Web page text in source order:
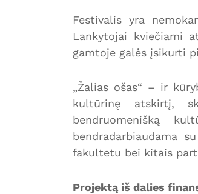
Festivalis yra
Lankytojai kviečiami
gamtoje galės įsikurti
„Žalias ošas“ – ir
kultūrinę atskirtį,
bendruomenišką
bendradarbiaudama
fakultetu bei kitais
Projektą iš dalies